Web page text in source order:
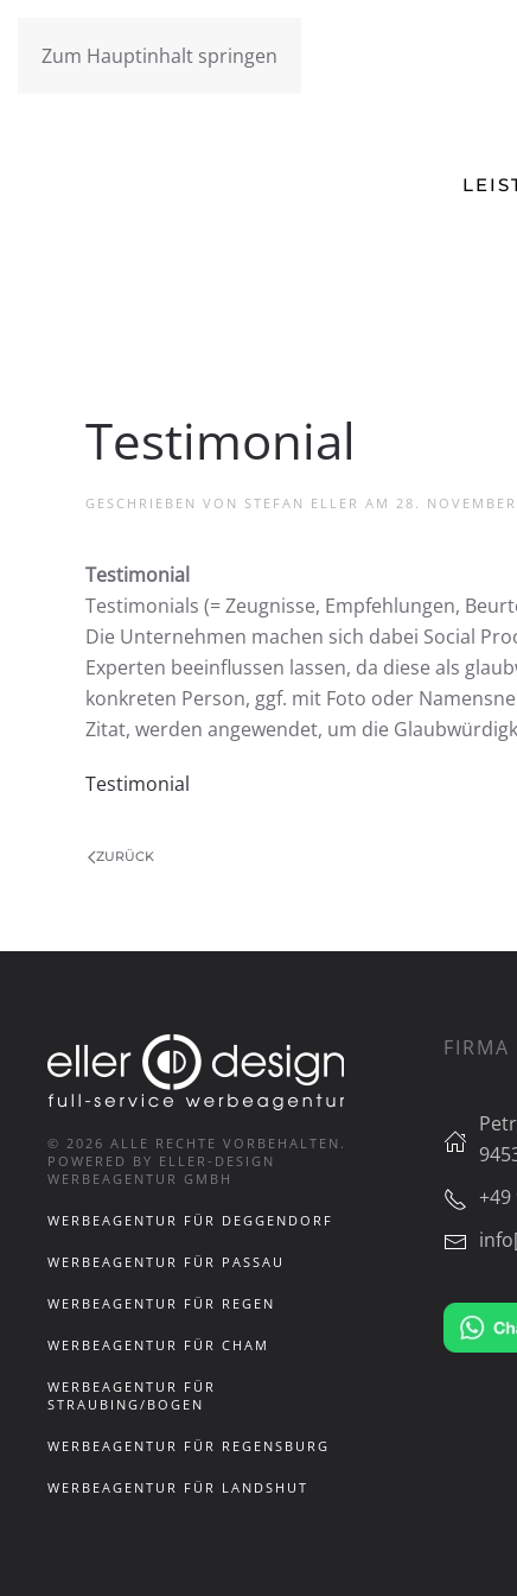
Zum Hauptinhalt springen
Testimonial
GESCHRIEBEN VON STEFAN ELLER AM 28.
Testimonial
Testimonials (= Zeugnisse, Empfehlungen,
Die Unternehmen machen sich dabei Social
Experten beeinflussen lassen, da diese als
konkreten Person, ggf. mit Foto oder
Zitat, werden angewendet, um die
Testimonial
ZURÜCK
© 2026 ALLE RECHTE VORBEHALTEN.
POWERED BY ELLER-DESIGN
WERBEAGENTUR GMBH
WERBEAGENTUR FÜR DEGGENDORF
WERBEAGENTUR FÜR PASSAU
WERBEAGENTUR FÜR REGEN
WERBEAGENTUR FÜR CHAM
WERBEAGENTUR FÜR
STRAUBING/BOGEN
WERBEAGENTUR FÜR REGENSBURG
WERBEAGENTUR FÜR LANDSHUT
FIRMA
+49